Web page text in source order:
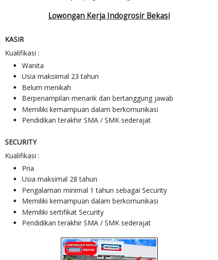
Lowongan Kerja Indogrosir Bekasi
KASIR
Kualifikasi :
Wanita
Usia maksiimal 23 tahun
Belum menikah
Berpenampilan menarik dan bertanggung jawab
Memiliki kemampuan dalam berkomunikasi
Pendidikan terakhir SMA / SMK sederajat
SECURITY
Kualifikasi :
Pria
Usia maksimal 28 tahun
Pengalaman minimal 1 tahun sebagai Security
Memiliki kemampuan dalam berkomunikasi
Memiliki sertifikat Security
Pendidikan terakhir SMA / SMK sederajat